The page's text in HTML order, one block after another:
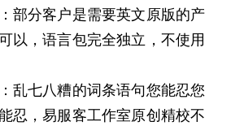
部分客户是需要英文原版的产
以，语言包完全独立，不使用
乱七八糟的词条语句您能忍您
忍，易服客工作室原创精校不